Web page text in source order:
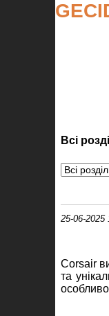
Всі
25-06-2025
Corsair
та